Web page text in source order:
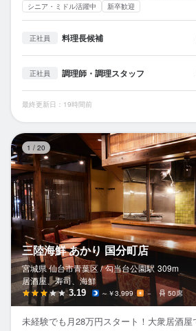
シニア・ミドル活躍中
新卒歓迎
正社員 料理長候補
正社員 調理師・調理スタッフ
最終更新日：19時間前
1 / 20
三陸海鮮 あかり 国分町店
宮城県 仙台市青葉区 / 勾当台公園駅 309m
居酒屋、寿司、海鮮
3.19 ～￥3,999 － 50席
未経験でも月28万円スタート！大衆居酒